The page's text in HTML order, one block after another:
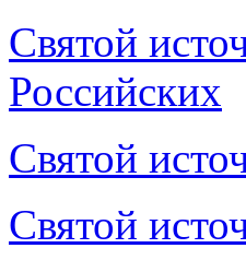
Святой
Российских
Святой
Святой